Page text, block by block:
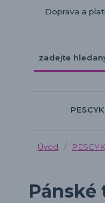
Doprava a
Úvod
Pánské